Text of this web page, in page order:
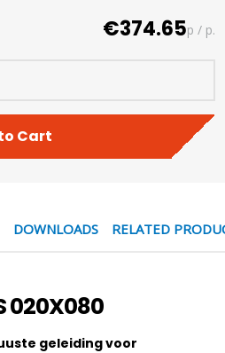
€374.65p / p.
Cart
DOWNLOADS RELATED
020X080
geleiding voor